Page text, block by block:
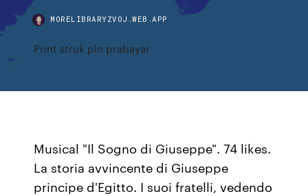
MORELIBRARYZVOJ.WEB.APP
Print struk pln prabayar
Musical "Il Sogno di Giuseppe". 74 likes.
La storia avvincente di Giuseppe
principe d'Egitto. I suoi fratelli, vedendo